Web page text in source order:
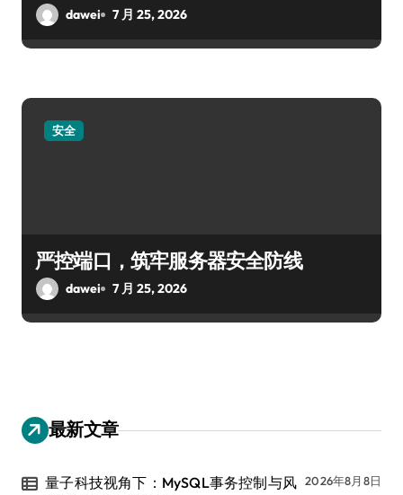
dawei 7 月 25, 2026
安全
严控端口，筑牢服务器安全防线
dawei 7 月 25, 2026
最新文章
量子科技视角下：MySQL事务控制与风 2026年8月8日